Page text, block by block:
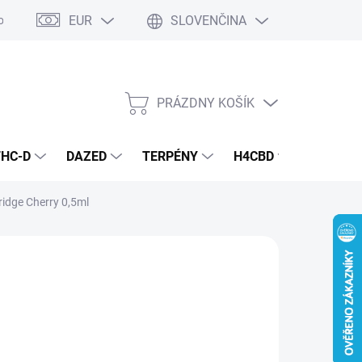
Podmienky ochrany osobných údajov
EUR SLOVENČINA
NÁKUPNÝ
PRÁZDNY KOŠÍK
D DAZED TERPÉNY H4CBD
Cherry 0,5ml